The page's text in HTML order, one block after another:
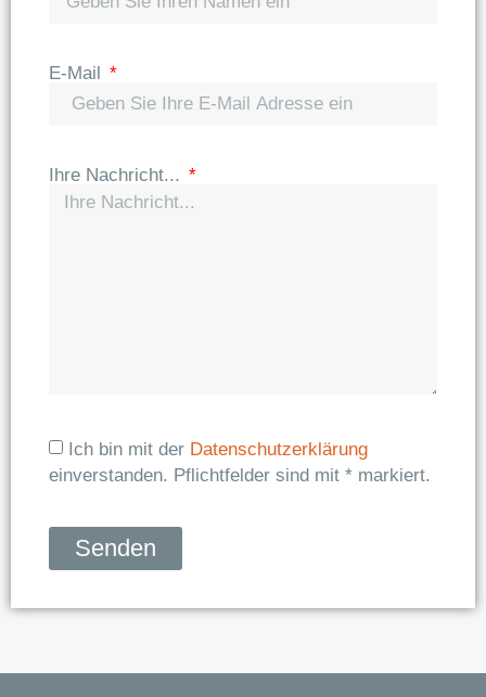
E-Mail
Ihre Nachricht...
Ich bin mit der Datenschutzerklärung
einverstanden. Pflichtfelder sind mit * markiert.
Senden